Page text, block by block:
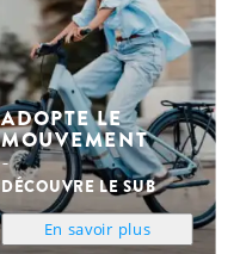
ADOPTE LE
MOUVEMENT
DÉCOUVRE LE SUB
En savoir plus